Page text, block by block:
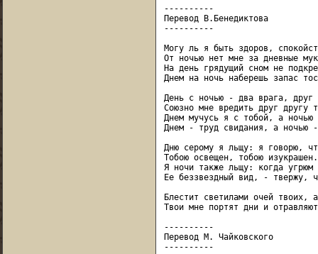
----------
Перевод В.Бенедиктова
----------
Могу ль я быть здоров,
От ночью нет мне за дневные
На день грядущий сном не
Днем на ночь наберешь запас
День с ночью - два врага, друг
Союзно мне вредить друг другу
Днем мучусь я с тобой, а
Днем - труд свидания, а ночью
Дню серому я льщу: я говорю,
Тобою освещен, тобою изукрашен.
Я ночи также льщу: когда угрюм
Ее беззвездный вид, - твержу,
Блестит светилами очей твоих,
Твои мне портят дни и
----------
Перевод М. Чайковского
----------